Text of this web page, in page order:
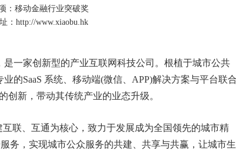
：移动金融行业突破奖
： http://www.xiaobu.hk
一家创新型的产业互联网科技公司。根植于城市公共
的SaaS 系统、移动端(微信、APP)解决方案与平台联合
创新，带动其传统产业的业态升级。
联、互通为核心，致力于发展成为全国领先的城市精
务，实现城市公众服务的共建、共享与共赢，让城市生